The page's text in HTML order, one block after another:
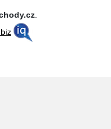
.